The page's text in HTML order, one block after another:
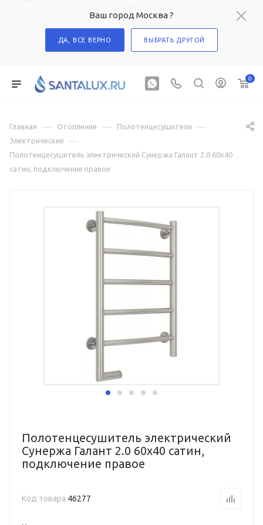
Ваш город Москва ?
ДА, ВСЕ ВЕРНО ВЫБРАТЬ ДРУГОЙ
0
Главная — Отопление — Полотенцесушители —
Электрические —
Полотенцесушитель электрический Сунержа Галант 2.0 60х40
сатин, подключение правое
Полотенцесушитель электрический
Сунержа Галант 2.0 60х40 сатин,
подключение правое
Код товара 46277